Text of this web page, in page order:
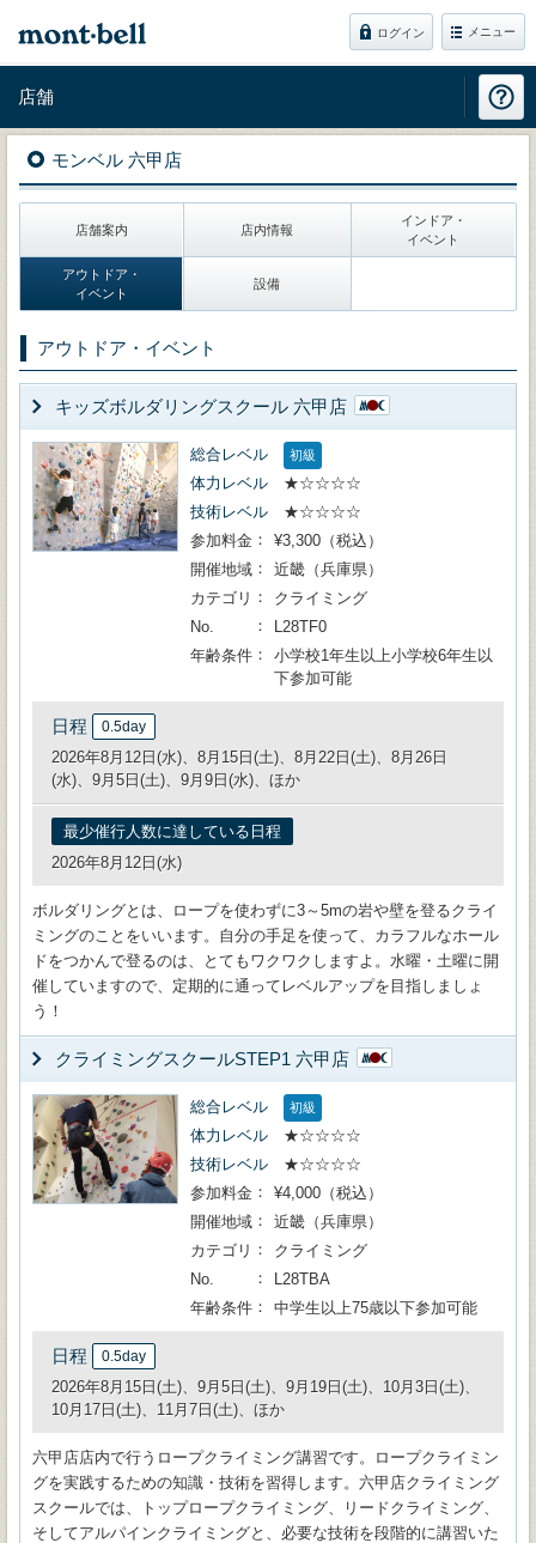
ログイン メニュー
店舗
モンベル 六甲店
店舗案内 店内情報
インドア・
イベント
アウトドア・
イベント
設備
アウトドア・イベント
キッズボルダリングスクール 六甲店
総合レベル 初級
体力レベル
★☆☆☆☆
技術レベル
★☆☆☆☆
参加料金
¥3,300（税込）
開催地域
近畿（兵庫県）
カテゴリ
クライミング
No.
L28TF0
年齢条件
小学校1年生以上小学校6年生以
下参加可能
日程 0.5day
2026年8月12日(水)、8月15日(土)、8月22日(土)、8月26日
(水)、9月5日(土)、9月9日(水)、ほか
最少催行人数に達している日程
2026年8月12日(水)
ボルダリングとは、ロープを使わずに3～5mの岩や壁を登るクライ
ミングのことをいいます。自分の手足を使って、カラフルなホール
ドをつかんで登るのは、とてもワクワクしますよ。水曜・土曜に開
催していますので、定期的に通ってレベルアップを目指しましょ
う！
クライミングスクールSTEP1 六甲店
総合レベル 初級
体力レベル
★☆☆☆☆
技術レベル
★☆☆☆☆
参加料金
¥4,000（税込）
開催地域
近畿（兵庫県）
カテゴリ
クライミング
No.
L28TBA
年齢条件
中学生以上75歳以下参加可能
日程 0.5day
2026年8月15日(土)、9月5日(土)、9月19日(土)、10月3日(土)、
10月17日(土)、11月7日(土)、ほか
六甲店店内で行うロープクライミング講習です。ロープクライミン
グを実践するための知識・技術を習得します。六甲店クライミング
スクールでは、トップロープクライミング、リードクライミング、
そしてアルパインクライミングと、必要な技術を段階的に講習いた